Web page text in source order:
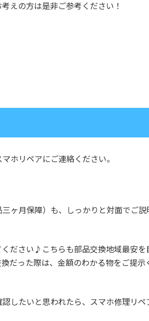
えの方は是非ご参考ください！
ホリペアにご連絡ください。
ヶ月保障）も、しっかりと対面でご説
ださい♪こちらも部品交換地域最安を
だった際は、金額のわかる物をご提示
したいと思われたら、スマホ修理リペ